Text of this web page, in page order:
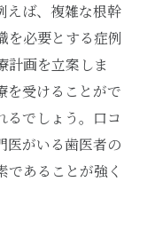
えば、複雑な根幹
を必要とする症例
計画を立案しま
を受けることがで
るでしょう。口コ
医がいる歯医者の
であることが強く